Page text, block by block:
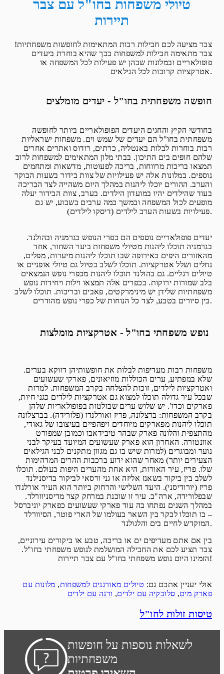
טיולי משפחות בחו"ל עם צבר
תיירות
צבר מציעה לכם חבילות רבות המתאימות לחופשות משפחתיות!
צבר מתאימה חבילות למשפחות בכך שהיא בוחרת ביעדים
פופולאריים ובמלונות שבהן יש פעילות לכל המשפחה או
אטרקציות קרובות לכל הגילאים.
חופשה משפחתית בחו"ל - יעדים מומלצים
בחודשי הקיץ והחגים היעדים הפופולאריים ביותר לחופשה
משפחתית בחו"ל הם יעדים של שמש וים. משפחות ישראליות
רבות בוחרות לבלות באנטליה, כרתים, רודוס ואתרים אחרים
שלהם חופים בים התיכון. בבתי מלון המתאימים למשפחות לרוב
תמצאו בריכות מרווחות, בריכה לפעוטות, מדשאות ומתחמים
נוספים. במלונות אלה יש פעילויות של צוות בידור בשעות הבוקר
והערב. ההורים יוכלו ליהנות במהלך היום משהייה לצד הבריכה
בעוד שהילדים יהיו במועדון הילדים. בערב, צוות הבידור יעלה
מופעים לכול המשפחה ובמשך כמה ערבים בשבוע, יש גם
פעילויות בשעות הערב לילדים (דיסקו לילדים).
יעדים פופולאריים נוספים הם כפרי הנופש בגרמניה ובהולנד.
בגרמניה תוכלו ליהנות מטיולי משפחות ביער השחור, אחד
מהאזורים היפים באירופה שבו תוכלו ליהנות מיערות, מפלים,
נחלים ושלל אטרקציות. תוכלו לשלב בטיול גם טיולי אופניים או
טיולים רגליים. גם בהולנד תוכלו ליהנות מכפרי נופש הנמצאים
בלב שמורות ירוקות. בכפרים אלה תמצאו וילות ויחידות נופש
משפחתיות שלידן יש מינימרקטים, פאבים ובריכות. תוכלו לשלב
בין סיורים בטבע, לצד כל הנוחות של כפרי נופש מהודרים.
משפחות רבות מעדיפות לבלות את חופשותיהן דווקא בערים.
שלא במפתיע, ערים הכוללות מוזיאונים, פארקי שעשועים
ואטרקציות לילדים, זוכות להצלחה בקרב המשפחות. למרות
שבכל עיר גדולה תוכלו למצוא גם אטרקציות לילדים כגני חיות,
פארקים וכדו'. יש שלוש ערים שבולטות בפופולאריות שלהן
בקרב המשפחות: ברצלונה, פריז ואורלנדו (פלורידה). בברצלונה
תוכלו ליהנות מפארקים מיוחדים ויפהפיים בעיצובו של גאודי,
מהתצפית והלונה פארק שבהר טיבידאבו וכמובן שמפורט
אוונטורה. האחרון הוא פארק שעשועים המיועד בעיקר לבני
נוער ומבוגרים (למרות שיש בו גם מגוון מתקנים לבני הגילאים
הצעירים יותר) מאחר שהוא ידוע ברכבות ההרים המדהימות
שלו. פריז, עיר האורות, היא אחת מהערים היפות בעולם. תוכלו
לשלב בין ביקור בשאנז אליזה או גני ורסאי לביקור בדיסנילנד
פריז (יורודיסני). היעד השלישי והרחוק ביותר הוא העיר אורלנדו
שבפלורידה, ארה"ב. עיר זו שוכנת במרחק קצר מדיסניוורלד.
במהלך השנים נפתחו בה עוד פארקי שעשועים כפארק יוניברסל
– בו תוכלו לבקר בין השאר בעולמו של הארי פוטר, הסיוורלד
המוקדש לחיים בים והלגולנד.
בין אם אתם מעדיפים ים או בריכה, טבע או ביקורים עירוניים,
צבר תציע לכם את החבילה המושלמת לנופש משפחתי בחו"ל.
הזמינו היום נופש משפחתי בחו"ל עם צבר תיירות!
אולי יעניין אתכם גם: טיולים מאורגנים למשפחות, מלונות עם
פארק מים, סלובקיה עם ילדים, ורנה עם ילדים
טיסות זולות לחו"ל
לשאלות נוספות על חופשות
משפחתיות